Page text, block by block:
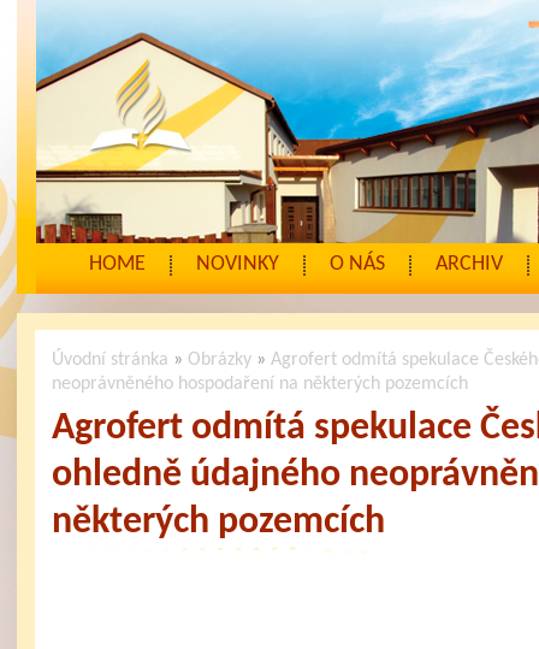
HOME NOVINKY O NÁS ARCHIV
Úvodní stránka » Obrázky »Agrofert odmítá spekulace
neoprávněného hospodaření na některých pozemcích
Agrofert odmítá spekulace
ohledně údajného
některých pozemcích